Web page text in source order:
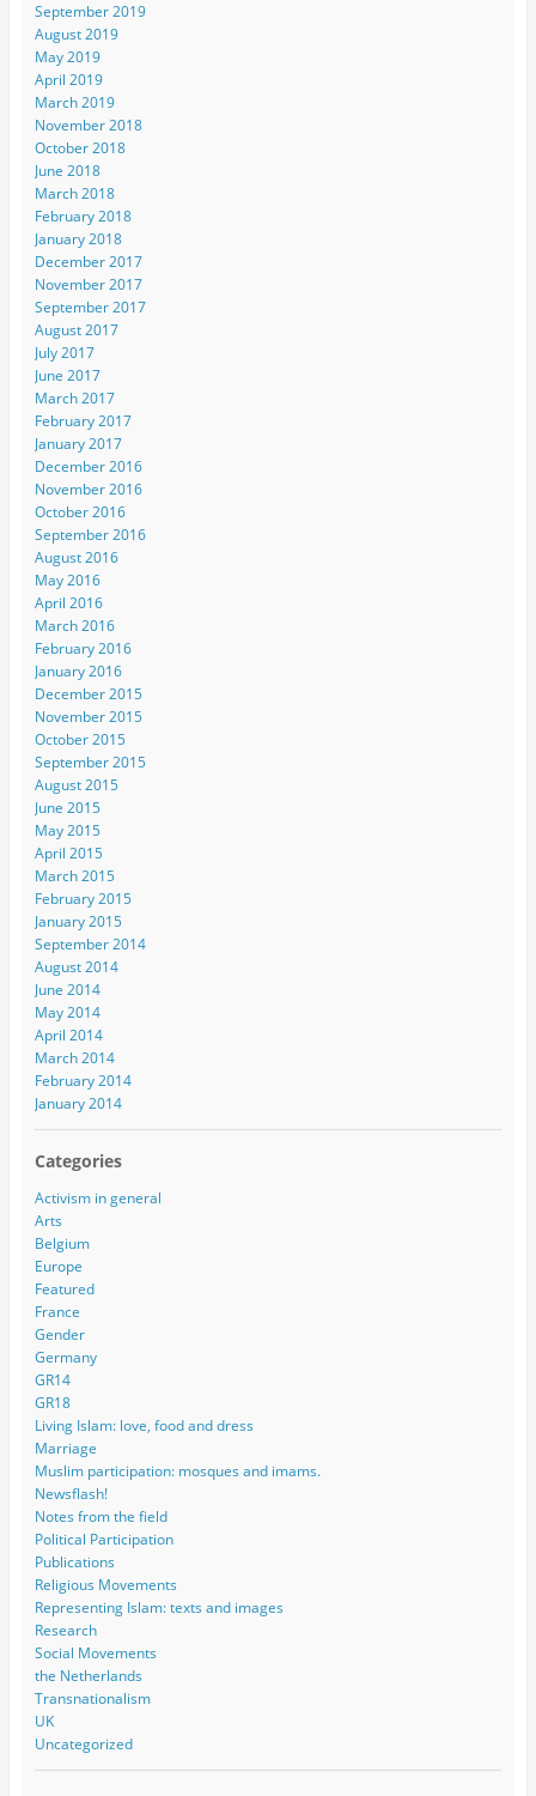
September 2019
August 2019
May 2019
April 2019
March 2019
November 2018
October 2018
June 2018
March 2018
February 2018
January 2018
December 2017
November 2017
September 2017
August 2017
July 2017
June 2017
March 2017
February 2017
January 2017
December 2016
November 2016
October 2016
September 2016
August 2016
May 2016
April 2016
March 2016
February 2016
January 2016
December 2015
November 2015
October 2015
September 2015
August 2015
June 2015
May 2015
April 2015
March 2015
February 2015
January 2015
September 2014
August 2014
June 2014
May 2014
April 2014
March 2014
February 2014
January 2014
Categories
Activism in general
Arts
Belgium
Europe
Featured
France
Gender
Germany
GR14
GR18
Living Islam: love, food and dress
Marriage
Muslim participation: mosques and imams.
Newsflash!
Notes from the field
Political Participation
Publications
Religious Movements
Representing Islam: texts and images
Research
Social Movements
the Netherlands
Transnationalism
UK
Uncategorized